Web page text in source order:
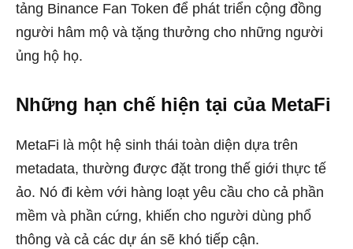
tảng Binance Fan Token để phát triển cộng đồng
người hâm mộ và tặng thưởng cho những người
ủng hộ họ.
Những hạn chế hiện tại của MetaFi
MetaFi là một hệ sinh thái toàn diện dựa trên
metadata, thường được đặt trong thế giới thực tế
ảo. Nó đi kèm với hàng loạt yêu cầu cho cả phần
mềm và phần cứng, khiến cho người dùng phổ
thông và cả các dự án sẽ khó tiếp cận.